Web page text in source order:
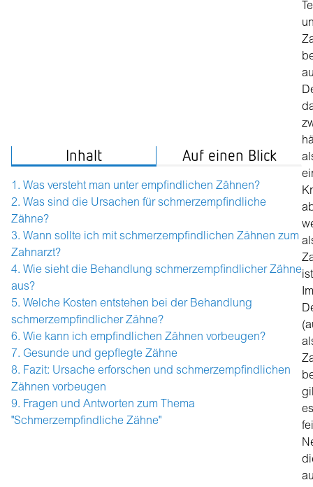
Inhalt Auf einen Blick
Was versteht man unter empfindlichen Zähnen?
Was sind die Ursachen für schmerzempfindliche
Zähne?
Wann sollte ich mit schmerzempfindlichen Zähnen zum
Zahnarzt?
Wie sieht die Behandlung schmerzempfindlicher Zähne
aus?
Welche Kosten entstehen bei der Behandlung
schmerzempfindlicher Zähne?
Wie kann ich empfindlichen Zähnen vorbeugen?
Gesunde und gepflegte Zähne
Fazit: Ursache erforschen und schmerzempfindlichen
Zähnen vorbeugen
Fragen und Antworten zum Thema
"Schmerzempfindliche Zähne"
Im
es